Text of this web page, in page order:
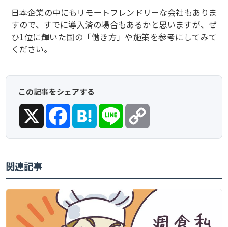
日本企業の中にもリモートフレンドリーな会社もありま
すので、すでに導入済の場合もあるかと思いますが、ぜ
ひ1位に輝いた国の「働き方」や施策を参考にしてみて
ください。
この記事をシェアする
X FacebookHatenaLine
関連記事